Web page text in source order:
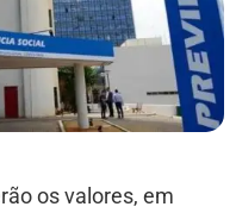
os valores, em